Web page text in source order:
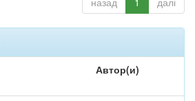
Автор(и)